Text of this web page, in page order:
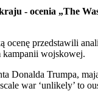
- ocenia „The
ocenę przedstawili
kampanii wojskowej.
Donalda Trumpa,
war ‘unlikely’ to